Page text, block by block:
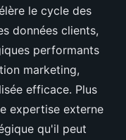
le cycle des
données clients,
performants
marketing,
efficace. Plus
expertise externe
qu'il peut